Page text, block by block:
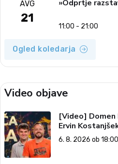
AVG
21
»Odprtje
11:00 - 21:00
Ogled koledarja
Video objave
[Video] Domen
Ervin
tema, 6. 8. 2026)
6. 8. 2026 ob 18:00